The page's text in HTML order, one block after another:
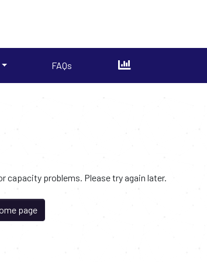
FAQs
capacity problems. Please try again later.
page